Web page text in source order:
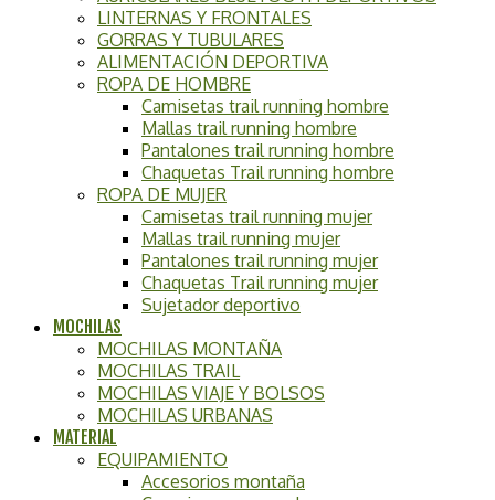
LINTERNAS Y FRONTALES
GORRAS Y TUBULARES
ALIMENTACIÓN DEPORTIVA
ROPA DE HOMBRE
Camisetas trail running hombre
Mallas trail running hombre
Pantalones trail running hombre
Chaquetas Trail running hombre
ROPA DE MUJER
Camisetas trail running mujer
Mallas trail running mujer
Pantalones trail running mujer
Chaquetas Trail running mujer
Sujetador deportivo
MOCHILAS
MOCHILAS MONTAÑA
MOCHILAS TRAIL
MOCHILAS VIAJE Y BOLSOS
MOCHILAS URBANAS
MATERIAL
EQUIPAMIENTO
Accesorios montaña